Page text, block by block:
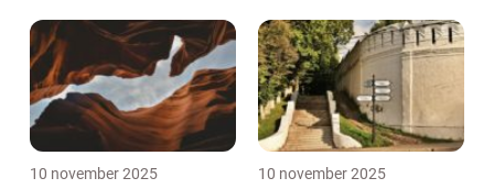
10 november 2025 10 november 2025